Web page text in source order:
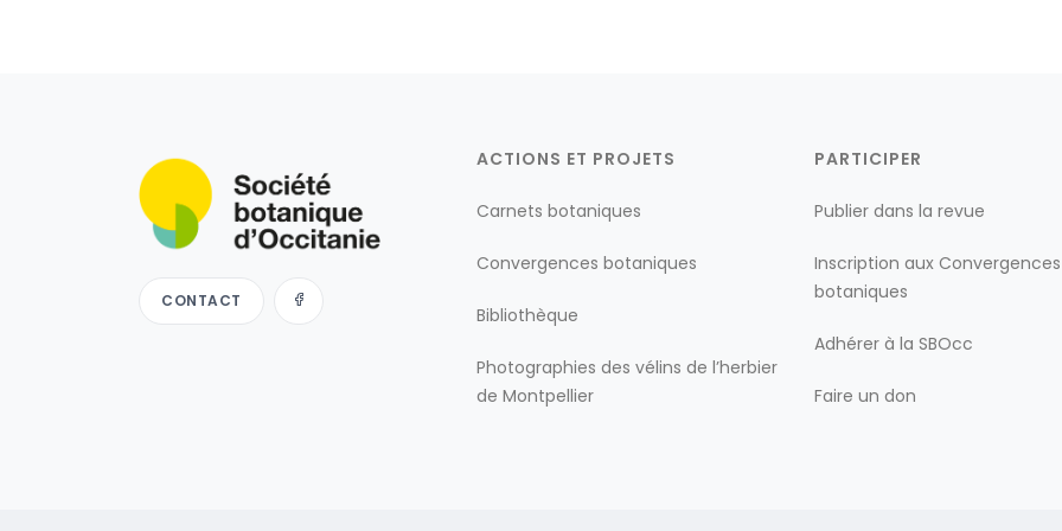
CONTACT
ACTIONS ET PROJETS
Carnets botaniques
Convergences botaniques
Bibliothèque
Photographies des vélins de l’herbier
de Montpellier
PARTICIPER
Publier dans la revue
Inscription aux Convergences
botaniques
Adhérer à la SBOcc
Faire un don